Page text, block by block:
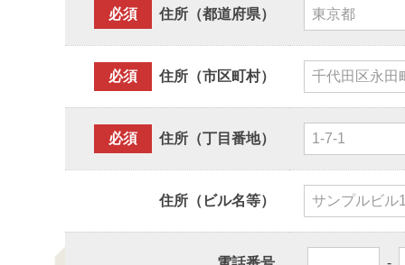
必須 住所（都道府県）
必須 住所（市区町村）
必須 住所（丁目番地）
住所（ビル名等）